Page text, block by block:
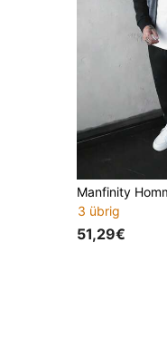
3 übrig
51,29€